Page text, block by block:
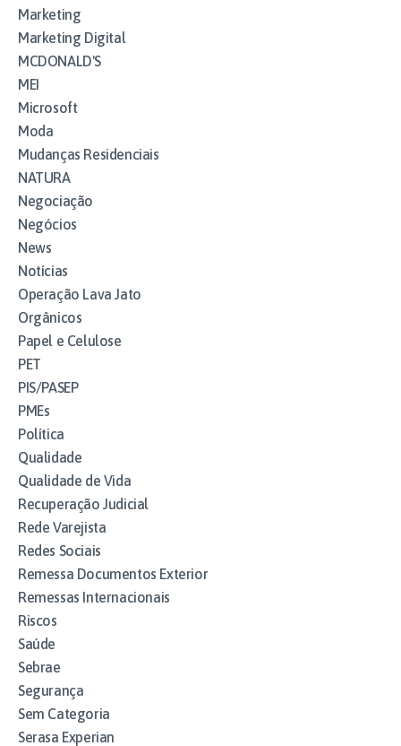
Marketing
Marketing Digital
MCDONALD'S
MEI
Microsoft
Moda
Mudanças Residenciais
NATURA
Negociação
Negócios
News
Notícias
Operação Lava Jato
Orgânicos
Papel e Celulose
PET
PIS/PASEP
PMEs
Política
Qualidade
Qualidade de Vida
Recuperação Judicial
Rede Varejista
Redes Sociais
Remessa Documentos Exterior
Remessas Internacionais
Riscos
Saúde
Sebrae
Segurança
Sem Categoria
Serasa Experian